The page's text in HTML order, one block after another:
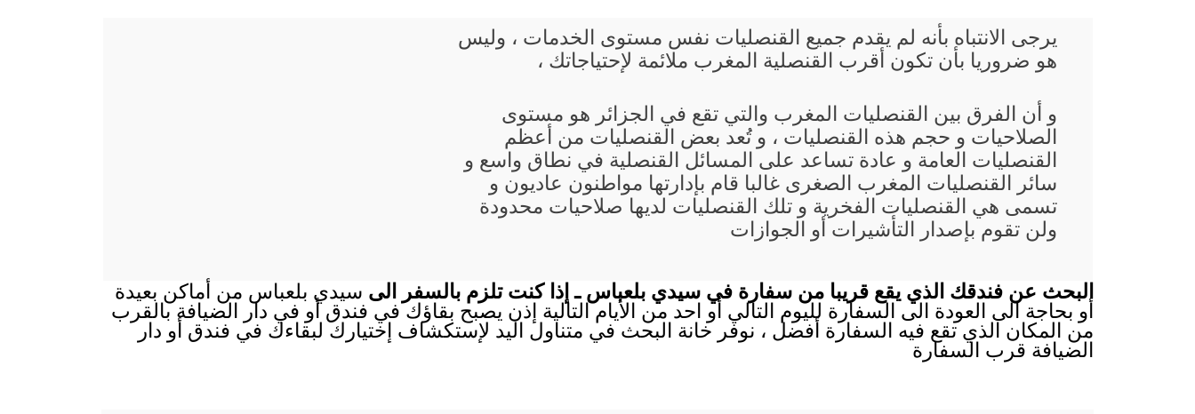
يرجى الانتباه بأنه لم يقدم جميع القنصليات نفس مستوى الخدمات ، وليس
هو ضروريا بأن تكون أقرب القنصلية المغرب ملائمة لإحتياجاتك ،
و أن الفرق بين القنصليات المغرب والتي تقع في الجزائر هو مستوى
الصلاحيات و حجم هذه القنصليات ، و تُعد بعض القنصليات من أعظم
القنصليات العامة و عادة تساعد على المسائل القنصلية في نطاق واسع و
سائر القنصليات المغرب الصغرى غالبا قام بإدارتها مواطنون عاديون و
تسمى هي القنصليات الفخرية و تلك القنصليات لديها صلاحيات محدودة
ولن تقوم بإصدار التأشيرات أو الجوازات
البحث عن فندقك الذي يقع قريبا من سفارة في سيدي بلعباس ـ إذا كنت تلزم بالسفر الى سيدي بلعباس من أماكن بعيدة
أو بحاجة الى العودة الى السفارة لليوم التالي أو احد من الأيام التالية إذن يصبح بقاؤك في فندق أو في دار الضيافة بالقرب
من المكان الذي تقع فيه السفارة أفضل ، نوفر خانة البحث في متناول اليد لإستكشاف إختيارك لبقاءك في فندق أو دار
الضيافة قرب السفارة